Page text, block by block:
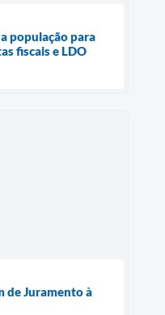
população para
fiscais e LDO
de Juramento à